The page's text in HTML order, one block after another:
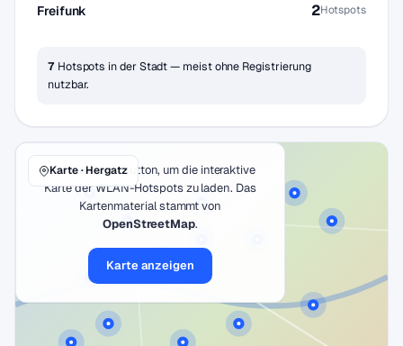
Freifunk 2Hotspots
7 Hotspots in der Stadt — meist ohne Registrierung
nutzbar.
Klicke auf den Button, um die interaktive
Karte der WLAN-Hotspots zu laden. Das
Kartenmaterial stammt von
OpenStreetMap.
Karte anzeigen
Karte · Hergatz